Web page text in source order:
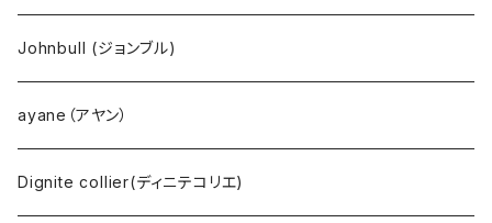
go slow caravan（ゴースローキャラバン）
AOZORA（あおぞら）
COBMASTER（コブマスター）
CHIGNON（シニヨン）
YENN（イエン）
PASSIONE（パシオーネ）
bueno (ブエノ)
PUPE（プーペ）
NANGA（ナンガ）
エプロン
帽子
サングラス
Johnbull (ジョンブル)
ayane（アヤン）
Dignite collier(ディニテコリエ)